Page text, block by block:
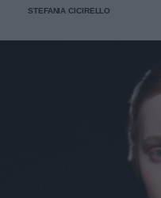
STEFANIA CICIRELLO